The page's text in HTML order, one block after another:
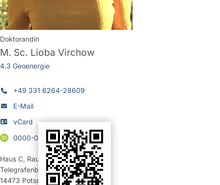
Doktorandin
M. Sc. Lioba Virchow
4.3 Geoenergie
+49 331 6264-28609
E-Mail
vCard
0000-0002-7438-8058
Haus C, Raum 220 (Büro)
Telegrafenberg
14473 Potsdam